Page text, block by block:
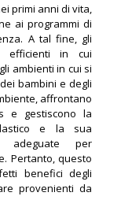
primi anni di vita,
ai programmi di
A tal fine, gli
efficienti in cui
ambienti in cui si
bambini e degli
affrontano
e gestiscono la
e la sua
adeguate per
Pertanto, questo
benefici degli
provenienti da